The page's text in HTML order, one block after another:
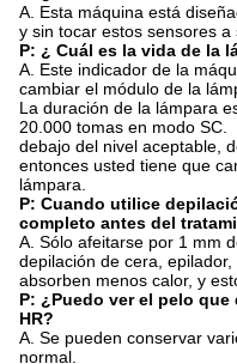
A. Esta máquina está
y sin tocar estos sensores a
P: ¿ Cuál es la vida de la
A. Este indicador de la
cambiar el módulo de la
La duración de la lámpara
20.000 tomas en modo SC.
debajo del nivel aceptable,
entonces usted tiene que
lámpara.
P: Cuando utilice
completo antes del
A. Sólo afeitarse por 1 mm
depilación de cera,
absorben menos calor, y
P: ¿Puedo ver el pelo
HR?
A. Se pueden conservar
normal.